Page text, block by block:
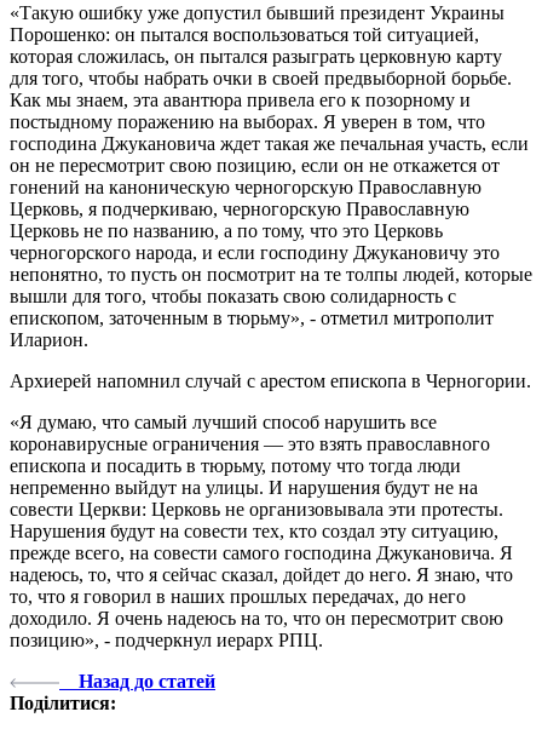
«Такую ошибку уже допустил бывший президент Украины
Порошенко: он пытался воспользоваться той ситуацией,
которая сложилась, он пытался разыграть церковную карту
для того, чтобы набрать очки в своей предвыборной борьбе.
Как мы знаем, эта авантюра привела его к позорному и
постыдному поражению на выборах. Я уверен в том, что
господина Джукановича ждет такая же печальная участь, если
он не пересмотрит свою позицию, если он не откажется от
гонений на каноническую черногорскую Православную
Церковь, я подчеркиваю, черногорскую Православную
Церковь не по названию, а по тому, что это Церковь
черногорского народа, и если господину Джукановичу это
непонятно, то пусть он посмотрит на те толпы людей, которые
вышли для того, чтобы показать свою солидарность с
епископом, заточенным в тюрьму», - отметил митрополит
Иларион.
Архиерей напомнил случай с арестом епископа в Черногории.
«Я думаю, что самый лучший способ нарушить все
коронавирусные ограничения — это взять православного
епископа и посадить в тюрьму, потому что тогда люди
непременно выйдут на улицы. И нарушения будут не на
совести Церкви: Церковь не организовывала эти протесты.
Нарушения будут на совести тех, кто создал эту ситуацию,
прежде всего, на совести самого господина Джукановича. Я
надеюсь, то, что я сейчас сказал, дойдет до него. Я знаю, что
то, что я говорил в наших прошлых передачах, до него
доходило. Я очень надеюсь на то, что он пересмотрит свою
позицию», - подчеркнул иерарх РПЦ.
Назад до статей
Поділитися: